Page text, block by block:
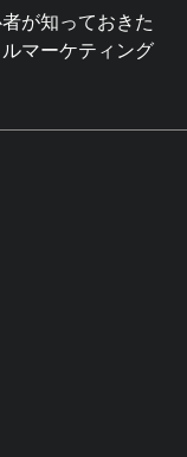
が知っておきた
マーケティング